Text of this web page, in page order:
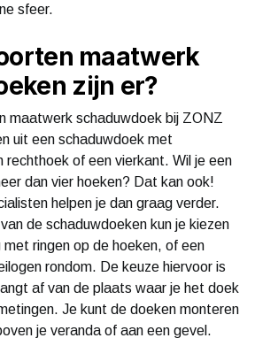
sfeer.
maatwerk
zijn er?
maatwerk schaduwdoek bij ZONZ
uit een schaduwdoek met
rechthoek of een vierkant. Wil je een
dan vier hoeken? Dat kan ook!
helpen je dan graag verder.
de schaduwdoeken kun je kiezen
ringen op de hoeken, of een
rondom. De keuze hiervoor is
af van de plaats waar je het doek
Je kunt de doeken monteren
je veranda of aan een gevel.